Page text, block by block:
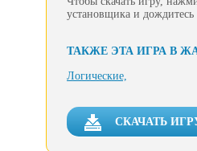
установщика и
ТАКЖЕ ЭТА ИГРА В
Логические,
СКАЧАТЬ